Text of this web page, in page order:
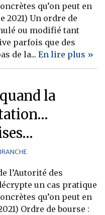
qu’on peut en
2021) Un ordre de
ou modifié tant
parfois que des
de la... En lire plus »
la
l’Autorité des
un cas pratique
qu’on peut en
Ordre de bourse :